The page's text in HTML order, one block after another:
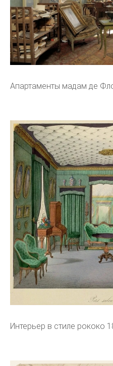
Апартаменты мадам де
Интерьер в стиле рококо